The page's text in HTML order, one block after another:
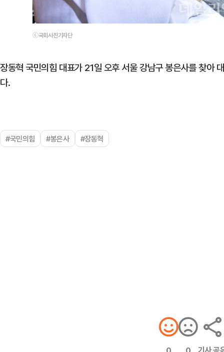
ⓒ국회사진기자단
장동혁 국민의힘 대표가 21일 오후 서울 강남구 봉은사를 찾아
다.
#국민의힘 #봉은사 #장동혁